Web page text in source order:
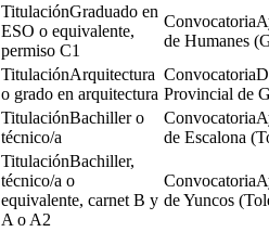
Graduado en
ESO o equivalente,
permiso C1
de Humanes
Arquitectura
o grado en arquitectura Provincial de
Bachiller o
técnico/a
de Escalona
Bachiller,
técnico/a o
equivalente, carnet B y
A o A2
de Yuncos